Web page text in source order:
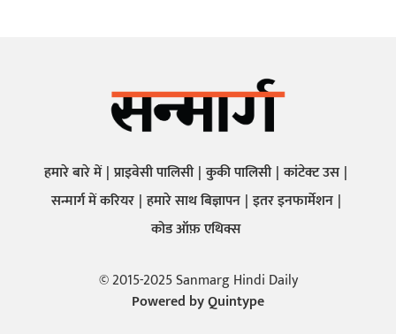
हमारे बारे में प्राइवेसी पालिसी कुकी पालिसी कांटेक्ट उस
सन्मार्ग में करियर हमारे साथ बिज्ञापन इतर इनफार्मेशन
कोड ऑफ़ एथिक्स
© 2015-2025 Sanmarg Hindi Daily
Powered byQuintype